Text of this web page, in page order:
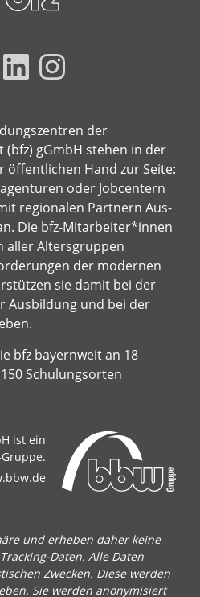
der
(bfz) gGmbH stehen in der
Hand zur Seite:
oder Jobcentern
regionalen Partnern Aus-
Die bfz-Mitarbeiter*innen
aller Altersgruppen
der modernen
sie damit bei der
Ausbildung und bei der
bfz bayernweit an 18
Schulungsorten
ist ein
und erheben daher keine
Daten. Alle Daten
Zwecken. Diese werden
Sie werden anonymisiert